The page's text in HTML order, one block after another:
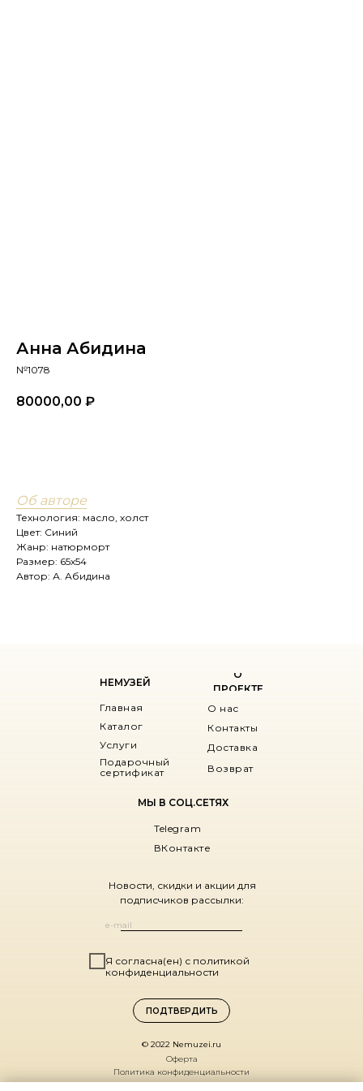
Анна Абидина
№1078
80000,00 ₽
Об авторе
Технология: масло, холст
Цвет: Синий
Жанр: натюрморт
Размер: 65х54
Автор: А. Абидина
Я согласна(ен) с политикой
конфиденциальности
ПОДТВЕРДИТЬ
Новости, скидки и акции для
подписчиков рассылки:
Главная
Услуги Доставка
О нас
Контакты
Каталог
Возврат
НЕМУЗЕЙ
О
ПРОЕКТЕ
Подарочный
сертификат
МЫ В СОЦ.СЕТЯХ
Telegram
ВКонтакте
Оферта
Политика конфиденциальности
© 2022 Nemuzei.ru